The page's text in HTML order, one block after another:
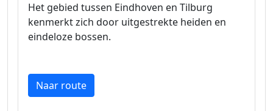
Het gebied tussen Eindhoven en Tilburg
kenmerkt zich door uitgestrekte heiden en
eindeloze bossen.
Naar route